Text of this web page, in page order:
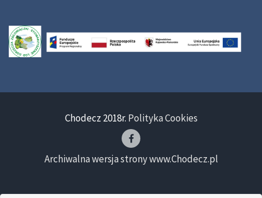
Chodecz 2018r. Polityka Cookies
Archiwalna wersja strony www.Chodecz.pl